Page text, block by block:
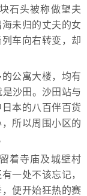
石头被称做望夫
未归的丈夫的女
车向右转变，却
公寓大楼，均有
沙田。沙田站与
本的八百伴百货
所以周围小区的
着寺庙及城壁村
一处不该忘记，
便开始狂热的赛